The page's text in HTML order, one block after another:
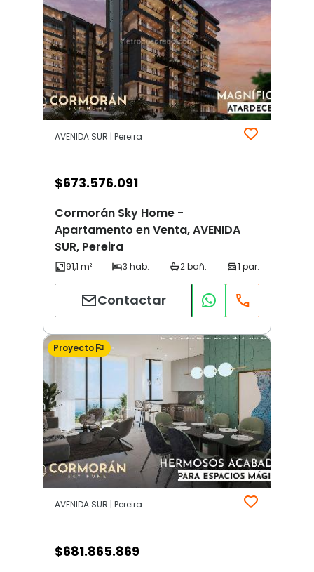
AVENIDA SUR | Pereira
$673.576.091
Cormorán Sky Home -
Apartamento en Venta, AVENIDA
SUR, Pereira
Contactar
Proyecto
AVENIDA SUR | Pereira
$681.865.869